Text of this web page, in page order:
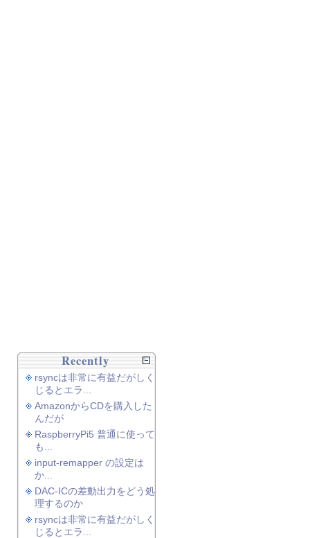
Recently
rsyncは非常に有益だがしく
じるとエラ...
AmazonからCDを購入した
んだが
RaspberryPi5 普通に使って
も...
input-remapper の設定は
か...
DAC-ICの差動出力をどう処
理するのか
rsyncは非常に有益だがしく
じるとエラ...